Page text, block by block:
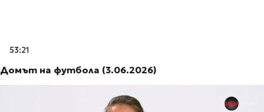
53:21
Домът на футбола (3.06.2026)